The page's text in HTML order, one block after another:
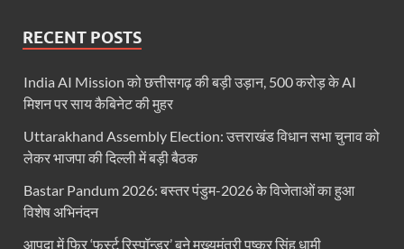
All India Director General Conference: प्रधानमंत्री
Naina Devi Temple: नैना देवी मंदिर सौंदर्यीकरण कार्यों का
Constitution Day News :बाबासाहेब के सपनों के भारत
International Year of Cooperatives: हल्द्वानी में
Chittaurgarh News: प्रधानमंत्री खनिज क्षेत्र कल्याण
RECENT POSTS
India AI Mission को छत्तीसगढ़ की बड़ी उड़ान, 500 करोड़ के AI
मिशन पर साय कैबिनेट की मुहर
Uttarakhand Assembly Election: उत्तराखंड विधान सभा चुनाव को
लेकर भाजपा की दिल्ली में बड़ी बैठक
Bastar Pandum 2026: बस्तर पंडुम-2026 के विजेताओं का हुआ
विशेष अभिनंदन
आपदा में फिर ‘फर्स्ट रिस्पॉन्डर’ बने मुख्यमंत्री पुष्कर सिंह धामी